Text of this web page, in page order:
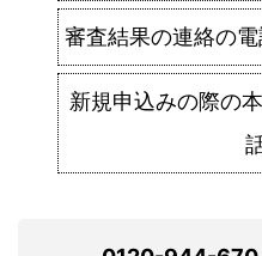
審査結果の連絡の
新規申込みの際の